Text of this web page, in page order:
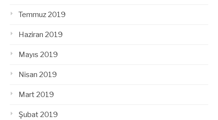
Temmuz 2019
Haziran 2019
Mayıs 2019
Nisan 2019
Mart 2019
Şubat 2019